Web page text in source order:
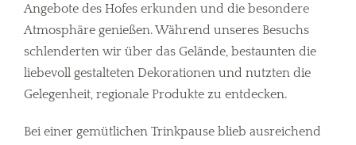
Angebote des Hofes erkunden und die besondere
Atmosphäre genießen. Während unseres Besuchs
schlenderten wir über das Gelände, bestaunten die
liebevoll gestalteten Dekorationen und nutzten die
Gelegenheit, regionale Produkte zu entdecken.
Bei einer gemütlichen Trinkpause blieb ausreichend